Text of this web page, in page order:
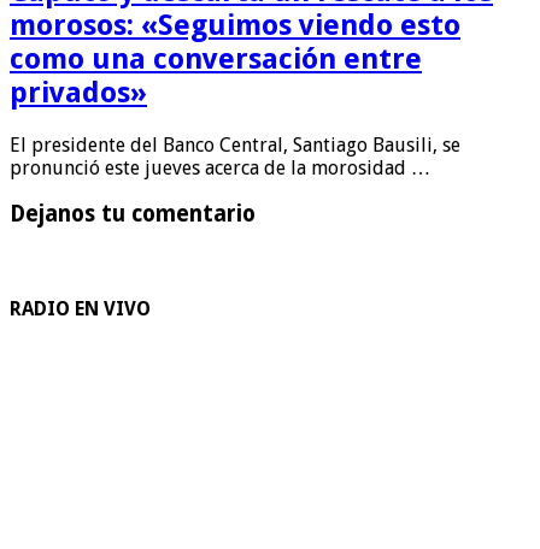
morosos: «Seguimos viendo esto
como una conversación entre
privados»
El presidente del Banco Central, Santiago Bausili, se
pronunció este jueves acerca de la morosidad …
Dejanos tu comentario
RADIO EN VIVO